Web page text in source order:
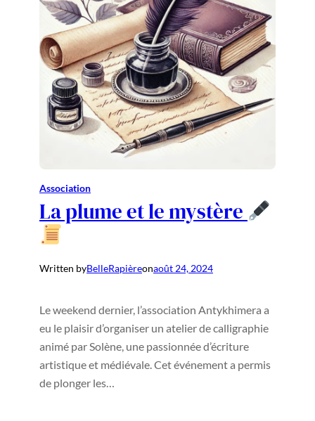
Association
La plume et le mystère
Written byBelleRapièreonaoût 24, 2024
Le weekend dernier, l’association Antykhimera a
eu le plaisir d’organiser un atelier de calligraphie
animé par Solène, une passionnée d’écriture
artistique et médiévale. Cet événement a permis
de plonger les…